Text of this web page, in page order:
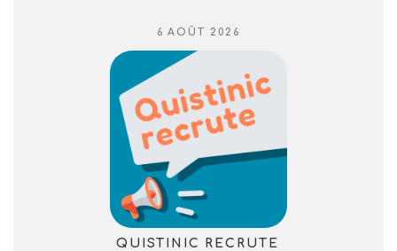
PUBLIÉ
6 AOÛT 2026
QUISTINIC RECRUTE